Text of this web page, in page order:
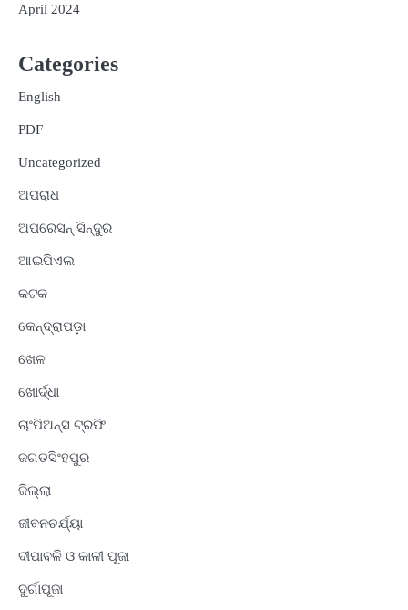
April 2024
Categories
English
PDF
Uncategorized
ଅପରାଧ
ଅପରେସନ୍ ସିନ୍ଦୁର
ଆଇପିଏଲ
କଟକ
କେନ୍ଦ୍ରାପଡ଼ା
ଖେଳ
ଖୋର୍ଦ୍ଧା
ଚାଂପିଅନ୍ସ ଟ୍ରଫି
ଜଗତସିଂହପୁର
ଜିଲ୍ଲା
ଜୀବନଚର୍ଯ୍ୟା
ଦୀପାବଳି ଓ କାଳୀ ପୂଜା
ଦୁର୍ଗାପୂଜା